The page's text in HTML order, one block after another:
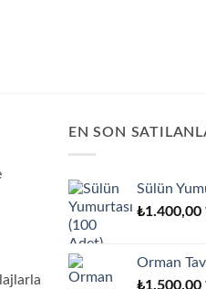
EN SON
Sülün
₺1.400,00
Orman
₺1.500,00